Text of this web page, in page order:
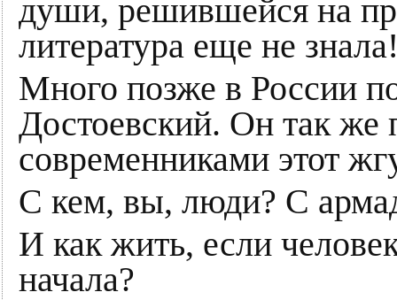
души, решившейся на
литература еще не
Много позже в России
Достоевский. Он так же
современниками этот
С кем, вы, люди? С
И как жить, если
начала?